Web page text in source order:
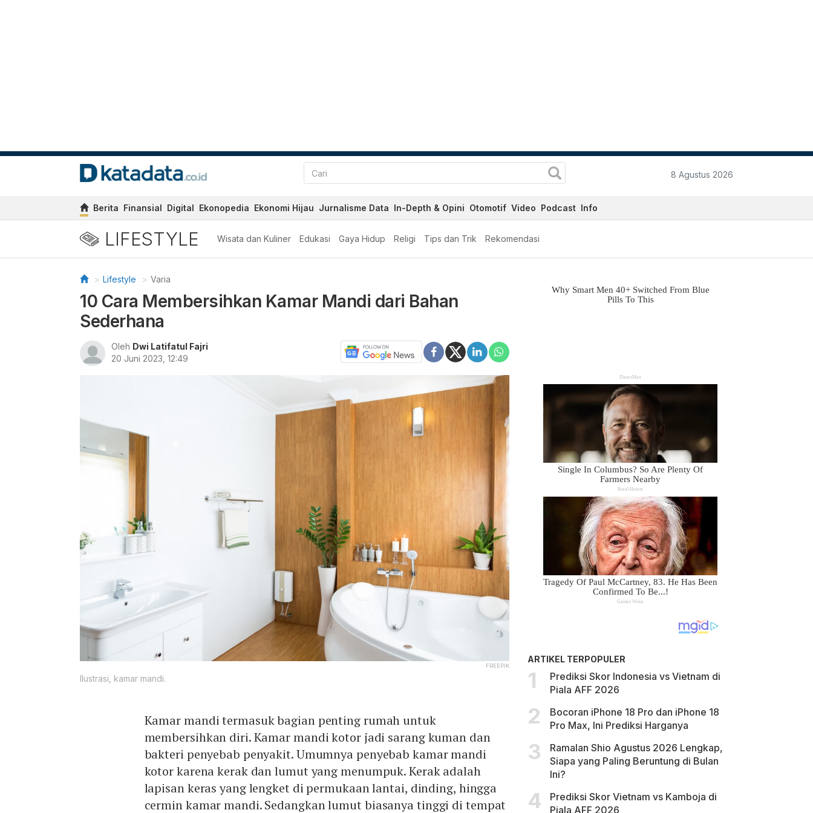
8 Agustus 2026
Berita Finansial Digital Ekonopedia Ekonomi Hijau Jurnalisme Data In-Depth & Opini Otomotif Video Podcast Info
LIFESTYLE Wisata dan Kuliner Edukasi Gaya Hidup Religi Tips dan Trik Rekomendasi
Lifestyle Varia
10 Cara Membersihkan Kamar Mandi dari Bahan
Sederhana
Oleh Dwi Latifatul Fajri
20 Juni 2023, 12:49
FREEPIK
Ilustrasi, kamar mandi.
Kamar mandi termasuk bagian penting rumah untuk
membersihkan diri. Kamar mandi kotor jadi sarang kuman dan
bakteri penyebab penyakit. Umumnya penyebab kamar mandi
kotor karena kerak dan lumut yang menumpuk. Kerak adalah
lapisan keras yang lengket di permukaan lantai, dinding, hingga
cermin kamar mandi. Sedangkan lumut biasanya tinggi di tempat
ARTIKEL TERPOPULER
Prediksi Skor Indonesia vs Vietnam di
Piala AFF 2026
Bocoran iPhone 18 Pro dan iPhone 18
Pro Max, Ini Prediksi Harganya
Ramalan Shio Agustus 2026 Lengkap,
Siapa yang Paling Beruntung di Bulan
Ini?
Prediksi Skor Vietnam vs Kamboja di
Piala AFF 2026